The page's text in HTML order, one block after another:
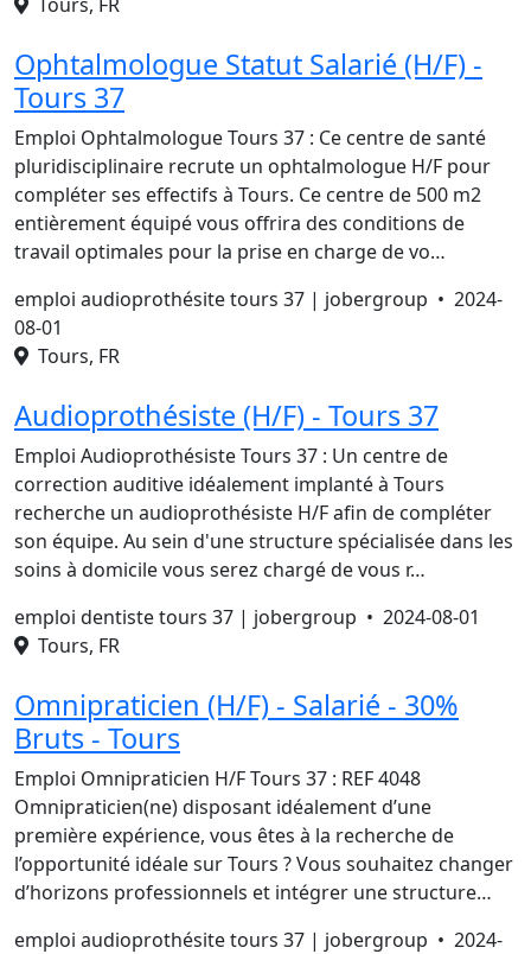
Ophtalmologue Statut Salarié (H/F) -
Tours 37
Emploi Ophtalmologue Tours 37 : Ce centre de santé
pluridisciplinaire recrute un ophtalmologue H/F pour
compléter ses effectifs à Tours. Ce centre de 500 m2
entièrement équipé vous offrira des conditions de
travail optimales pour la prise en charge de vo…
emploi audioprothésite tours 37 | jobergroup • 2024-
08-01
Tours, FR
Audioprothésiste (H/F) - Tours 37
Emploi Audioprothésiste Tours 37 : Un centre de
correction auditive idéalement implanté à Tours
recherche un audioprothésiste H/F afin de compléter
son équipe. Au sein d'une structure spécialisée dans les
soins à domicile vous serez chargé de vous r…
emploi dentiste tours 37 | jobergroup • 2024-08-01
Tours, FR
Omnipraticien (H/F) - Salarié - 30%
Bruts - Tours
Emploi Omnipraticien H/F Tours 37 : REF 4048
Omnipraticien(ne) disposant idéalement d’une
première expérience, vous êtes à la recherche de
l’opportunité idéale sur Tours ? Vous souhaitez changer
d’horizons professionnels et intégrer une structure…
emploi audioprothésite tours 37 | jobergroup • 2024-